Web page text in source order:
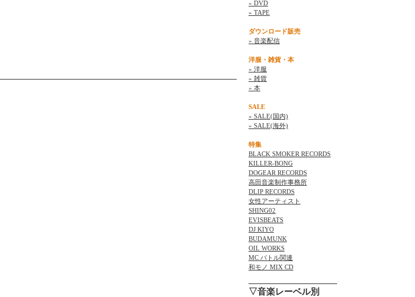
» DVD
» TAPE
ダウンロード販売
» 音楽配信
洋服・雑貨・本
» 洋服
» 雑貨
» 本
SALE
» SALE(国内)
» SALE(海外)
特集
BLACK SMOKER RECORDS
KILLER-BONG
DOGEAR RECORDS
高田音楽制作事務所
DLIP RECORDS
女性アーティスト
SHING02
EVISBEATS
DJ KIYO
BUDAMUNK
OIL WORKS
MC バトル関連
和モノ MIX CD
▽音楽レーベル別